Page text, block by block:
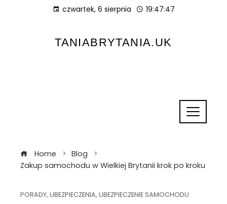
czwartek, 6 sierpnia 19:47:48
TANIABRYTANIA.UK
Home
Blog
Zakup samochodu w Wielkiej Brytanii krok po kroku
PORADY, UBEZPIECZENIA, UBEZPIECZENIE SAMOCHODU